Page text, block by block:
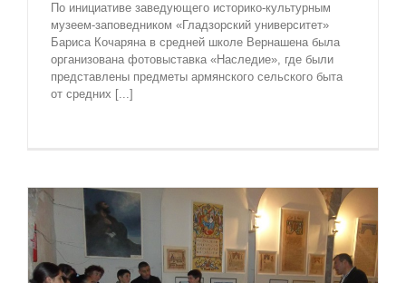
По инициативе заведующего историко-культурным
музеем-заповедником «Гладзорский университет»
Бариса Кочаряна в средней школе Вернашена была
организована фотовыставка «Наследие», где были
представлены предметы армянского сельского быта
от средних [...]